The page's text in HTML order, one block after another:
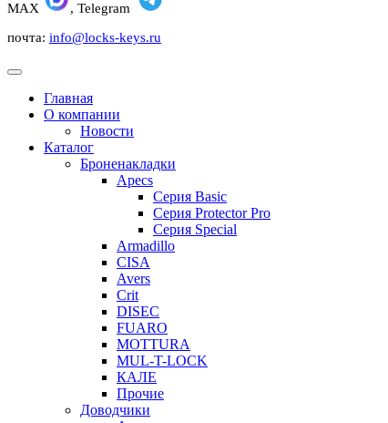
MAX
, Telegram
почта: info@locks-keys.ru
Главная
О компании
Новости
Каталог
Броненакладки
Apecs
Серия Basic
Серия Protector Pro
Серия Special
Armadillo
CISA
Avers
Crit
DISEC
FUARO
MOTTURA
MUL-T-LOCK
КАЛЕ
Прочие
Доводчики